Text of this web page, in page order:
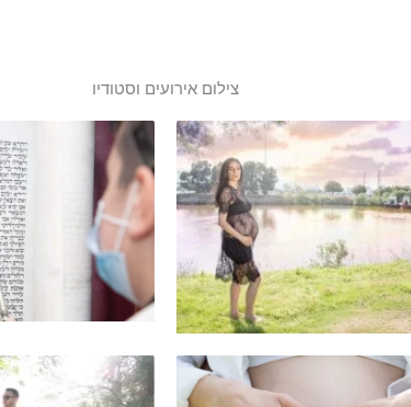
צילום אירועים וסטודיו